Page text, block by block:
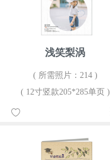
浅笑梨涡
( 所需照片：214 )
( 12寸竖款205*285单页 )